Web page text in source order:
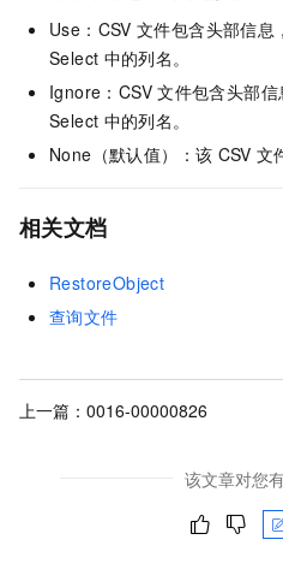
Use：CSV 文件包含头部信息
Select 中的列名。
Ignore：CSV 文件包含头部
Select 中的列名。
None（默认值）：该 CSV 文
相关文档
RestoreObject
查询文件
上一篇： 0016-00000826
该文章对您